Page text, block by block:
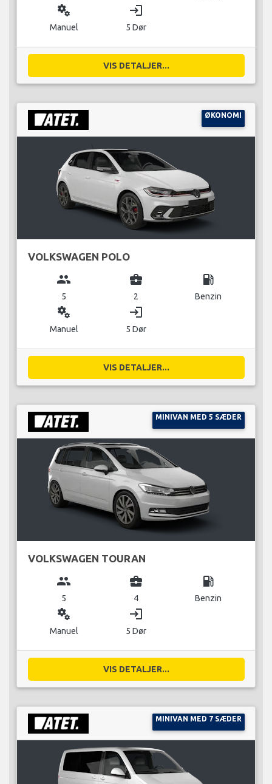
miscellaneous_services
Manuel
login
5 Dør
VIS DETALJER...
ØKONOMI
VOLKSWAGEN POLO
group
5
business_center
2
local_gas_station
Benzin
miscellaneous_services
Manuel
login
5 Dør
VIS DETALJER...
MINIVAN MED 5 SÆDER
VOLKSWAGEN TOURAN
group
5
business_center
4
local_gas_station
Benzin
miscellaneous_services
Manuel
login
5 Dør
VIS DETALJER...
MINIVAN MED 7 SÆDER